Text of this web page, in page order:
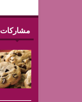
مشاركات